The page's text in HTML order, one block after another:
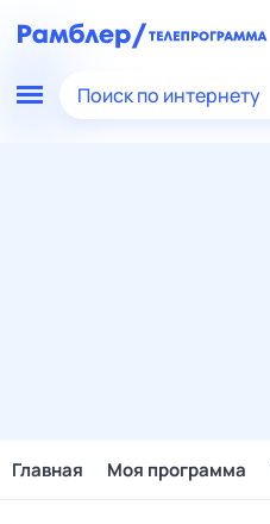
Поиск по интернету
Главная Моя программа